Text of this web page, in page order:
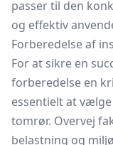
passer til den
og effektiv
Forberedelse af
For at sikre en
forberedelse en
essentielt at
tomrør. Overvej
belastning og